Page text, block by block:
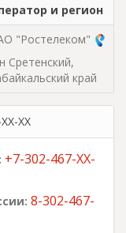
и регион
"Ростелеком"
Сретенский,
край
XX
+7-302-467-XX-
8-302-467-